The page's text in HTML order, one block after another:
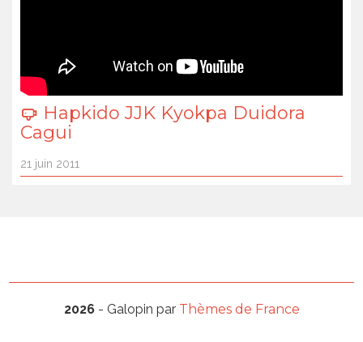
Hapkido JJK Kyokpa Duidora
Cagui
21 juin 2011
2026- Galopin par Thèmes de France